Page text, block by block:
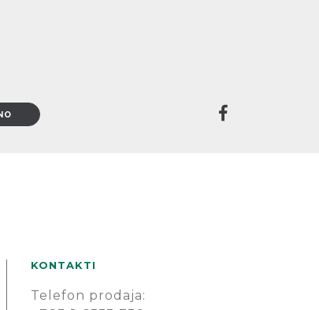
KONTAKTI
Telefon prodaja: